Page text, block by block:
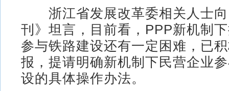
浙江省发展改革委相关人士向
刊》坦言，目前看，PPP新机制
参与铁路建设还有一定困难，已
报，提请明确新机制下民营企业
设的具体操作办法。